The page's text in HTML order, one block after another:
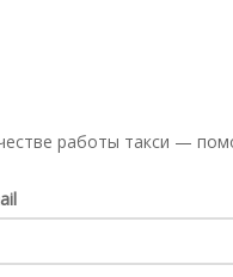
работы такси —